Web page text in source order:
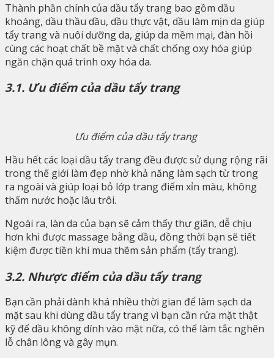
Thành phần chính của dầu tẩy trang bao gồm dầu
khoáng, dầu thầu dầu, dầu thực vật, dầu làm mịn da giúp
tẩy trang và nuôi dưỡng da, giúp da mềm mại, đàn hồi
cùng các hoạt chất bề mặt và chất chống oxy hóa giúp
ngăn chặn quá trình oxy hóa da.
3.1. Ưu điểm của dầu tẩy trang
Ưu điểm của dầu tẩy trang
Hầu hết các loại dầu tẩy trang đều được sử dụng rộng rãi
trong thế giới làm đẹp nhờ khả năng làm sạch từ trong
ra ngoài và giúp loại bỏ lớp trang điểm xỉn màu, không
thấm nước hoặc lâu trôi.
Ngoài ra, làn da của bạn sẽ cảm thấy thư giãn, dễ chịu
hơn khi được massage bằng dầu, đồng thời bạn sẽ tiết
kiệm được tiền khi mua thêm sản phẩm (tẩy trang).
3.2. Nhược điểm của dầu tẩy trang
Bạn cần phải dành khá nhiều thời gian để làm sạch da
mặt sau khi dùng dầu tẩy trang vì bạn cần rửa mặt thật
kỹ để dầu không dính vào mặt nữa, có thể làm tắc nghẽn
lỗ chân lông và gây mụn.